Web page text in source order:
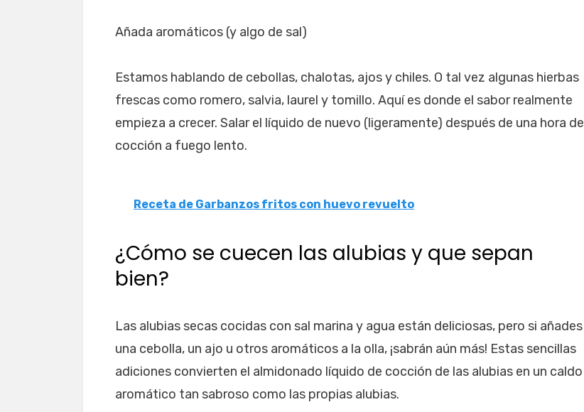
Añada aromáticos (y algo de sal)
Estamos hablando de cebollas, chalotas, ajos y chiles. O tal vez algunas hierbas
frescas como romero, salvia, laurel y tomillo. Aquí es donde el sabor realmente
empieza a crecer. Salar el líquido de nuevo (ligeramente) después de una hora de
cocción a fuego lento.
Receta de Garbanzos fritos con huevo revuelto
¿Cómo se cuecen las alubias y que sepan
bien?
Las alubias secas cocidas con sal marina y agua están deliciosas, pero si añades
una cebolla, un ajo u otros aromáticos a la olla, ¡sabrán aún más! Estas sencillas
adiciones convierten el almidonado líquido de cocción de las alubias en un caldo
aromático tan sabroso como las propias alubias.